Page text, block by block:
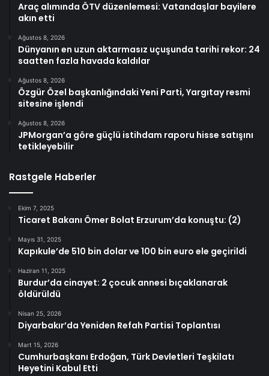
Araç alımında ÖTV düzenlemesi: Vatandaşlar bayilere
akın etti
Ağustos 8, 2026
Dünyanın en uzun aktarmasız uçuşunda tarihi rekor: 24
saatten fazla havada kaldılar
Ağustos 8, 2026
Özgür Özel başkanlığındaki Yeni Parti, Yargıtay resmi
sitesine işlendi
Ağustos 8, 2026
JPMorgan’a göre güçlü istihdam raporu hisse satışını
tetikleyebilir
Rastgele Haberler
Ekim 7, 2025
Ticaret Bakanı Ömer Bolat Erzurum’da konuştu: (2)
Mayıs 31, 2025
Kapıkule’de 510 bin dolar ve 100 bin euro ele geçirildi
Haziran 11, 2025
Burdur’da cinayet: 2 çocuk annesi bıçaklanarak
öldürüldü
Nisan 25, 2026
Diyarbakır’da Yeniden Refah Partisi Toplantısı
Mart 15, 2026
Cumhurbaşkanı Erdoğan, Türk Devletleri Teşkilatı
Heyetini Kabul Etti